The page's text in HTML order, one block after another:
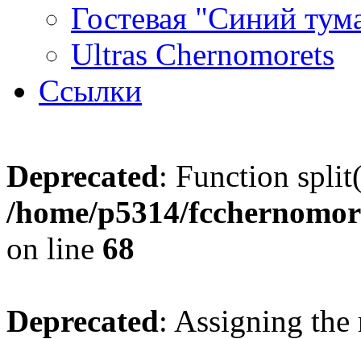
Гостевая "Синий
Ultras Chernomorets
Ссылки
Deprecated: Function
/home/p5314/
on line 68
Deprecated: Assigning the